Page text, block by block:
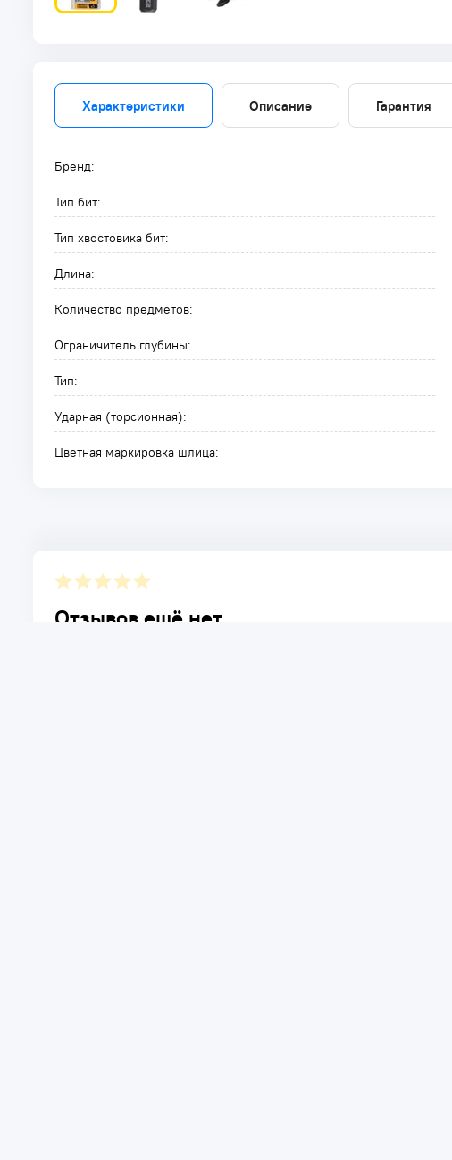
Характеристики Описание Гарантия
Бренд:
Тип бит:
Тип хвостовика бит:
Длина:
Количество предметов:
Ограничитель глубины:
Тип:
Ударная (торсионная):
Цветная маркировка шлица:
Отзывов ещё нет.